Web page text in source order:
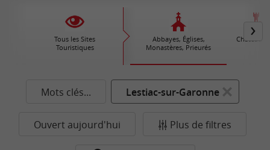
Tous les Sites
Touristiques
Abbayes, Églises,
Monastères, Prieurés
Châteaux
Mots clés... Lestiac-sur-Garonne
Ouvert aujourd'hui Plus de filtres